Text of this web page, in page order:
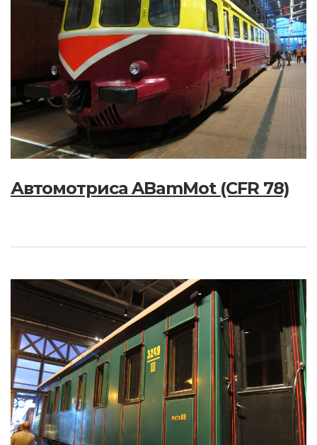
Автомотриса ABamMot (CFR 78)